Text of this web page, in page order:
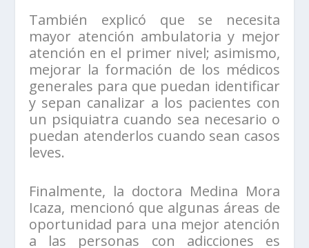
También explicó que se necesita
mayor atención ambulatoria y mejor
atención en el primer nivel; asimismo,
mejorar la formación de los médicos
generales para que puedan identificar
y sepan canalizar a los pacientes con
un psiquiatra cuando sea necesario o
puedan atenderlos cuando sean casos
leves.
Finalmente, la doctora Medina Mora
Icaza, mencionó que algunas áreas de
oportunidad para una mejor atención
a las personas con adicciones es